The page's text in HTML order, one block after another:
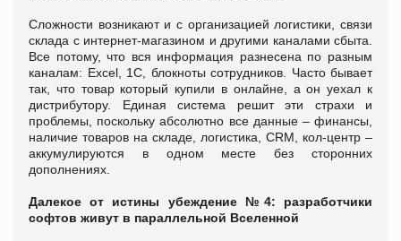
Сложности возникают и с организацией логистики, связи
склада с интернет-магазином и другими каналами сбыта.
Все потому, что вся информация разнесена по разным
каналам: Exсel, 1C, блокноты сотрудников. Часто бывает
так, что товар который купили в онлайне, а он уехал к
дистрибутору. Единая система решит эти страхи и
проблемы, поскольку абсолютно все данные – финансы,
наличие товаров на складе, логистика, CRM, кол-центр –
аккумулируются в одном месте без сторонних
дополнениях.
Далекое от истины убеждение №4: разработчики
софтов живут в параллельной Вселенной